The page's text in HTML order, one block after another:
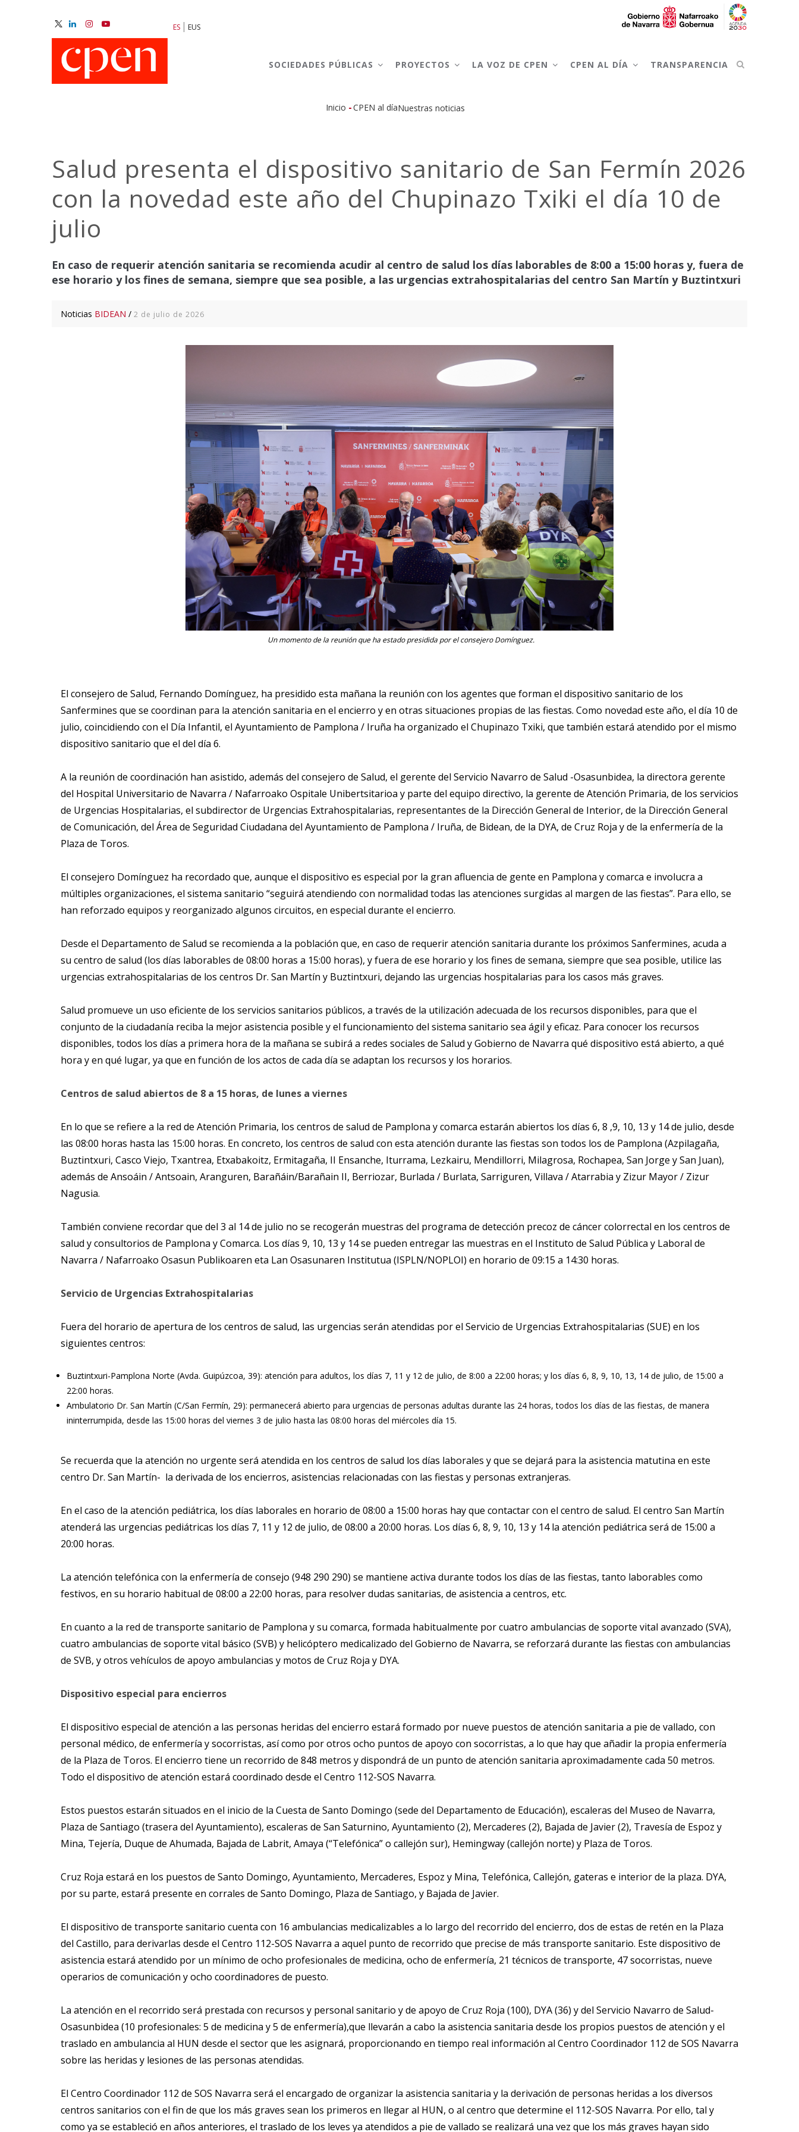
ES EUS
NAVIGATION
SOCIEDADES PÚBLICAS PROYECTOS LA VOZ DE CPEN CPEN AL DÍA TRANSPARENCIA
de
ayuda
navegación
Inicio -CPEN al díaNuestras noticias
Salud presenta el dispositivo sanitario de San Fermín 2026
con la novedad este año del Chupinazo Txiki el día 10 de
julio
En caso de requerir atención sanitaria se recomienda acudir al centro de salud los días laborables de 8:00 a 15:00 horas y, fuera de
ese horario y los fines de semana, siempre que sea posible, a las urgencias extrahospitalarias del centro San Martín y Buztintxuri
Noticias BIDEAN / 2 de julio de 2026
Un momento de la reunión que ha estado presidida por el consejero Domínguez.
El consejero de Salud, Fernando Domínguez, ha presidido esta mañana la reunión con los agentes que forman el dispositivo sanitario de los
Sanfermines que se coordinan para la atención sanitaria en el encierro y en otras situaciones propias de las fiestas. Como novedad este año, el día 10 de
julio, coincidiendo con el Día Infantil, el Ayuntamiento de Pamplona / Iruña ha organizado el Chupinazo Txiki, que también estará atendido por el mismo
dispositivo sanitario que el del día 6.
A la reunión de coordinación han asistido, además del consejero de Salud, el gerente del Servicio Navarro de Salud -Osasunbidea, la directora gerente
del Hospital Universitario de Navarra / Nafarroako Ospitale Unibertsitarioa y parte del equipo directivo, la gerente de Atención Primaria, de los servicios
de Urgencias Hospitalarias, el subdirector de Urgencias Extrahospitalarias, representantes de la Dirección General de Interior, de la Dirección General
de Comunicación, del Área de Seguridad Ciudadana del Ayuntamiento de Pamplona / Iruña, de Bidean, de la DYA, de Cruz Roja y de la enfermería de la
Plaza de Toros.
El consejero Domínguez ha recordado que, aunque el dispositivo es especial por la gran afluencia de gente en Pamplona y comarca e involucra a
múltiples organizaciones, el sistema sanitario “seguirá atendiendo con normalidad todas las atenciones surgidas al margen de las fiestas”. Para ello, se
han reforzado equipos y reorganizado algunos circuitos, en especial durante el encierro.
Desde el Departamento de Salud se recomienda a la población que, en caso de requerir atención sanitaria durante los próximos Sanfermines, acuda a
su centro de salud (los días laborables de 08:00 horas a 15:00 horas), y fuera de ese horario y los fines de semana, siempre que sea posible, utilice las
urgencias extrahospitalarias de los centros Dr. San Martín y Buztintxuri, dejando las urgencias hospitalarias para los casos más graves.
Salud promueve un uso eficiente de los servicios sanitarios públicos, a través de la utilización adecuada de los recursos disponibles, para que el
conjunto de la ciudadanía reciba la mejor asistencia posible y el funcionamiento del sistema sanitario sea ágil y eficaz. Para conocer los recursos
disponibles, todos los días a primera hora de la mañana se subirá a redes sociales de Salud y Gobierno de Navarra qué dispositivo está abierto, a qué
hora y en qué lugar, ya que en función de los actos de cada día se adaptan los recursos y los horarios.
Centros de salud abiertos de 8 a 15 horas, de lunes a viernes
En lo que se refiere a la red de Atención Primaria, los centros de salud de Pamplona y comarca estarán abiertos los días 6, 8 ,9, 10, 13 y 14 de julio, desde
las 08:00 horas hasta las 15:00 horas. En concreto, los centros de salud con esta atención durante las fiestas son todos los de Pamplona (Azpilagaña,
Buztintxuri, Casco Viejo, Txantrea, Etxabakoitz, Ermitagaña, II Ensanche, Iturrama, Lezkairu, Mendillorri, Milagrosa, Rochapea, San Jorge y San Juan),
además de Ansoáin / Antsoain, Aranguren, Barañáin/Barañain II, Berriozar, Burlada / Burlata, Sarriguren, Villava / Atarrabia y Zizur Mayor / Zizur
Nagusia.
También conviene recordar que del 3 al 14 de julio no se recogerán muestras del programa de detección precoz de cáncer colorrectal en los centros de
salud y consultorios de Pamplona y Comarca. Los días 9, 10, 13 y 14 se pueden entregar las muestras en el Instituto de Salud Pública y Laboral de
Navarra / Nafarroako Osasun Publikoaren eta Lan Osasunaren Institutua (ISPLN/NOPLOI) en horario de 09:15 a 14:30 horas.
Servicio de Urgencias Extrahospitalarias
Fuera del horario de apertura de los centros de salud, las urgencias serán atendidas por el Servicio de Urgencias Extrahospitalarias (SUE) en los
siguientes centros:
Buztintxuri-Pamplona Norte (Avda. Guipúzcoa, 39): atención para adultos, los días 7, 11 y 12 de julio, de 8:00 a 22:00 horas; y los días 6, 8, 9, 10, 13, 14 de julio, de 15:00 a
22:00 horas.
Ambulatorio Dr. San Martín (C/San Fermín, 29): permanecerá abierto para urgencias de personas adultas durante las 24 horas, todos los días de las fiestas, de manera
ininterrumpida, desde las 15:00 horas del viernes 3 de julio hasta las 08:00 horas del miércoles día 15.
Se recuerda que la atención no urgente será atendida en los centros de salud los días laborales y que se dejará para la asistencia matutina en este
centro Dr. San Martín- la derivada de los encierros, asistencias relacionadas con las fiestas y personas extranjeras.
En el caso de la atención pediátrica, los días laborales en horario de 08:00 a 15:00 horas hay que contactar con el centro de salud. El centro San Martín
atenderá las urgencias pediátricas los días 7, 11 y 12 de julio, de 08:00 a 20:00 horas. Los días 6, 8, 9, 10, 13 y 14 la atención pediátrica será de 15:00 a
20:00 horas.
La atención telefónica con la enfermería de consejo (948 290 290) se mantiene activa durante todos los días de las fiestas, tanto laborables como
festivos, en su horario habitual de 08:00 a 22:00 horas, para resolver dudas sanitarias, de asistencia a centros, etc.
En cuanto a la red de transporte sanitario de Pamplona y su comarca, formada habitualmente por cuatro ambulancias de soporte vital avanzado (SVA),
cuatro ambulancias de soporte vital básico (SVB) y helicóptero medicalizado del Gobierno de Navarra, se reforzará durante las fiestas con ambulancias
de SVB, y otros vehículos de apoyo ambulancias y motos de Cruz Roja y DYA.
Dispositivo especial para encierros
El dispositivo especial de atención a las personas heridas del encierro estará formado por nueve puestos de atención sanitaria a pie de vallado, con
personal médico, de enfermería y socorristas, así como por otros ocho puntos de apoyo con socorristas, a lo que hay que añadir la propia enfermería
de la Plaza de Toros. El encierro tiene un recorrido de 848 metros y dispondrá de un punto de atención sanitaria aproximadamente cada 50 metros.
Todo el dispositivo de atención estará coordinado desde el Centro 112-SOS Navarra.
Estos puestos estarán situados en el inicio de la Cuesta de Santo Domingo (sede del Departamento de Educación), escaleras del Museo de Navarra,
Plaza de Santiago (trasera del Ayuntamiento), escaleras de San Saturnino, Ayuntamiento (2), Mercaderes (2), Bajada de Javier (2), Travesía de Espoz y
Mina, Tejería, Duque de Ahumada, Bajada de Labrit, Amaya (“Telefónica” o callejón sur), Hemingway (callejón norte) y Plaza de Toros.
Cruz Roja estará en los puestos de Santo Domingo, Ayuntamiento, Mercaderes, Espoz y Mina, Telefónica, Callejón, gateras e interior de la plaza. DYA,
por su parte, estará presente en corrales de Santo Domingo, Plaza de Santiago, y Bajada de Javier.
El dispositivo de transporte sanitario cuenta con 16 ambulancias medicalizables a lo largo del recorrido del encierro, dos de estas de retén en la Plaza
del Castillo, para derivarlas desde el Centro 112-SOS Navarra a aquel punto de recorrido que precise de más transporte sanitario. Este dispositivo de
asistencia estará atendido por un mínimo de ocho profesionales de medicina, ocho de enfermería, 21 técnicos de transporte, 47 socorristas, nueve
operarios de comunicación y ocho coordinadores de puesto.
La atención en el recorrido será prestada con recursos y personal sanitario y de apoyo de Cruz Roja (100), DYA (36) y del Servicio Navarro de Salud-
Osasunbidea (10 profesionales: 5 de medicina y 5 de enfermería),que llevarán a cabo la asistencia sanitaria desde los propios puestos de atención y el
traslado en ambulancia al HUN desde el sector que les asignará, proporcionando en tiempo real información al Centro Coordinador 112 de SOS Navarra
sobre las heridas y lesiones de las personas atendidas.
El Centro Coordinador 112 de SOS Navarra será el encargado de organizar la asistencia sanitaria y la derivación de personas heridas a los diversos
centros sanitarios con el fin de que los más graves sean los primeros en llegar al HUN, o al centro que determine el 112-SOS Navarra. Por ello, tal y
como ya se estableció en años anteriores, el traslado de los leves ya atendidos a pie de vallado se realizará una vez que los más graves hayan sido